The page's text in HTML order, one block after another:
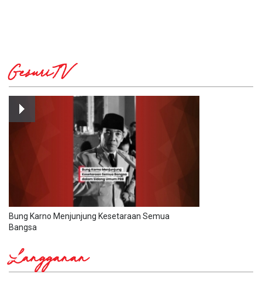
GesuriTV
Bung Karno Menjunjung Kesetaraan Semua
Bangsa
Langganan